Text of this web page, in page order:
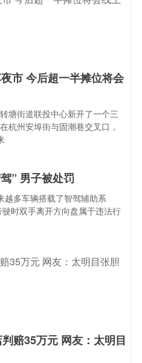
市 今后超一半摊位将会
塘街道联投中心新开了一个三
州安埠街与固潮巷交叉口，
” 男子被处罚
越多车辆搭载了智驾辅助系
时双手离开方向盘属于违法行
赔35万元 网友：太明目